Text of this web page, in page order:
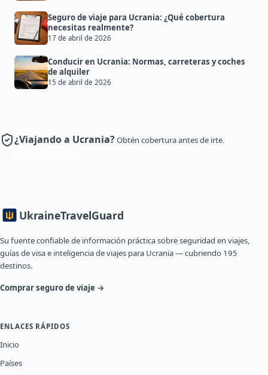
Seguro de viaje para Ucrania: ¿Qué cobertura
necesitas realmente?
17 de abril de 2026
Conducir en Ucrania: Normas, carreteras y coches
de alquiler
15 de abril de 2026
¿Viajando a Ucrania?Obtén cobertura antes de irte.
UkraineTravelGuard
Su fuente confiable de información práctica sobre seguridad en viajes,
guías de visa e inteligencia de viajes para Ucrania — cubriendo 195
destinos.
Comprar seguro de viaje →
ENLACES RÁPIDOS
Inicio
Países